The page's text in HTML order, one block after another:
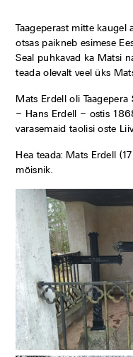
Taageperast mitte kaugel
otsas paikneb esimese
Seal puhkavad ka Matsi
teada olevalt veel üks
Mats Erdell oli
– Hans Erdell – ostis
varasemaid taolisi oste
Hea teada: Mats Erdell
mõisnik.